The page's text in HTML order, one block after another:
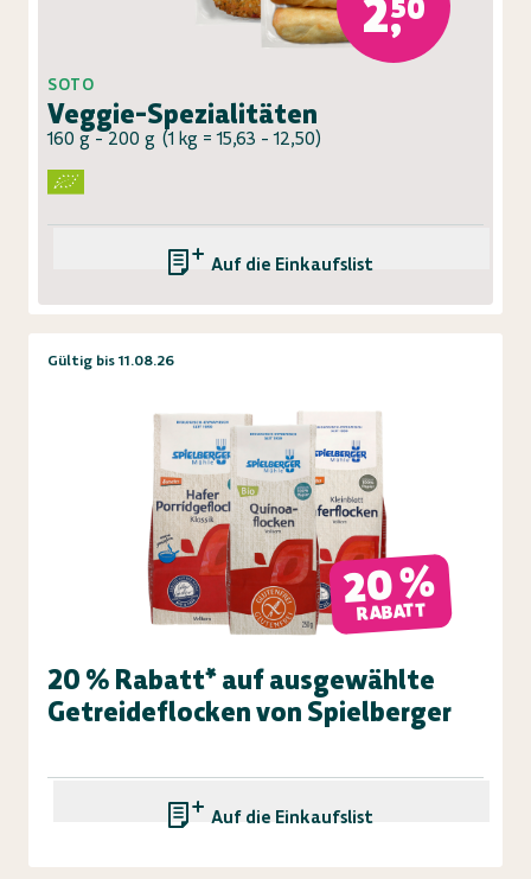
2,50
SOTO
Veggie-Spezialitäten
160 g - 200 g (1 kg = 15,63 - 12,50)
Auf die Einkaufsliste
Gültig bis 11.08.26
20 %
RABATT
20 % Rabatt* auf ausgewählte
Getreideflocken von Spielberger
Auf die Einkaufsliste